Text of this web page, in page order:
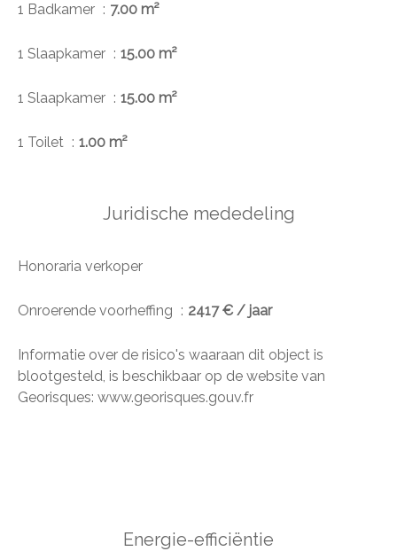
1 Badkamer 7.00 m²
1 Slaapkamer 15.00 m²
1 Slaapkamer 15.00 m²
1 Toilet 1.00 m²
Juridische mededeling
Honoraria verkoper
Onroerende voorheffing 2417 € / jaar
Informatie over de risico's waaraan dit object is
blootgesteld, is beschikbaar op de website van
Georisques: www.georisques.gouv.fr
Energie-efficiëntie